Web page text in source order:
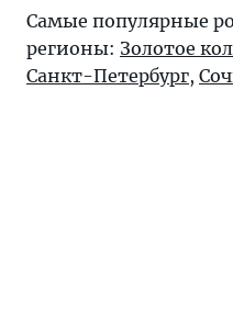
Самые популярные
регионы: Золотое
Санкт-Петербург,